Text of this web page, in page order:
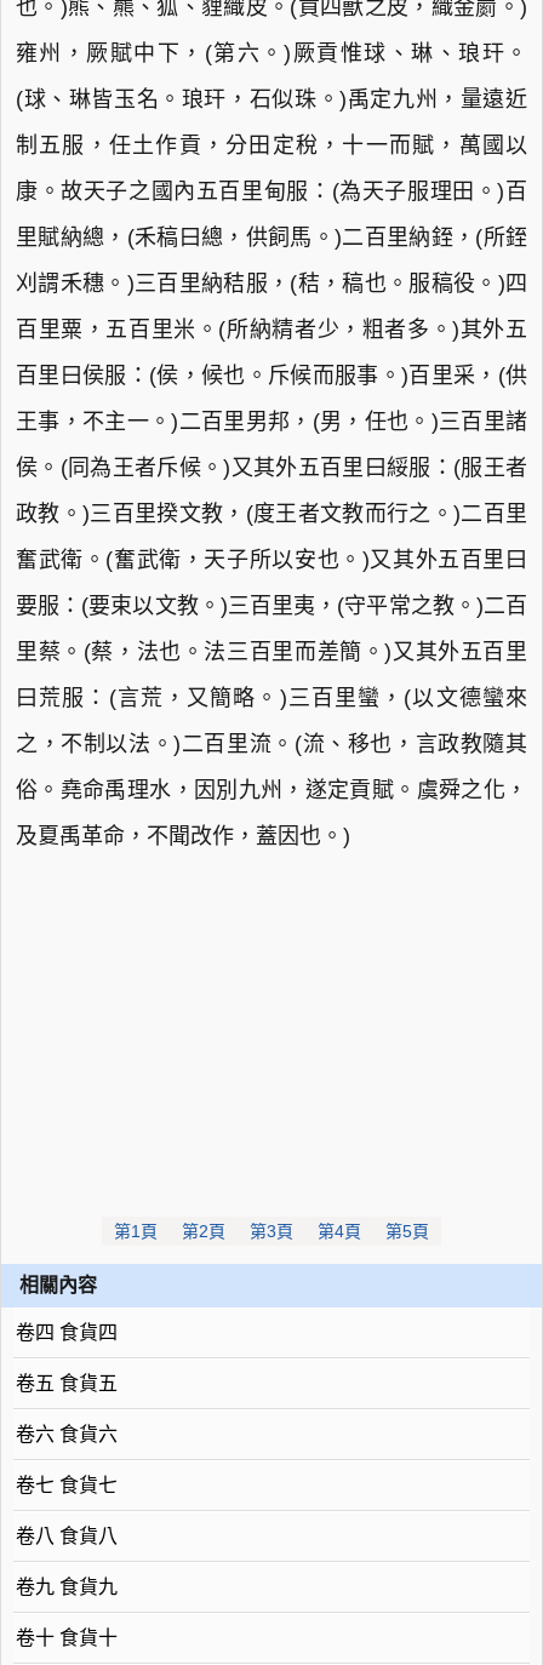
也。)熊、羆、狐、貍織皮。(貢四獸之皮，織金罽。)
雍州，厥賦中下，(第六。)厥貢惟球、琳、琅玕。
(球、琳皆玉名。琅玕，石似珠。)禹定九州，量遠近
制五服，任土作貢，分田定稅，十一而賦，萬國以
康。故天子之國內五百里甸服：(為天子服理田。)百
里賦納總，(禾稿曰總，供飼馬。)二百里納銍，(所銍
刈謂禾穗。)三百里納秸服，(秸，稿也。服稿役。)四
百里粟，五百里米。(所納精者少，粗者多。)其外五
百里曰侯服：(侯，候也。斥候而服事。)百里采，(供
王事，不主一。)二百里男邦，(男，任也。)三百里諸
侯。(同為王者斥候。)又其外五百里曰綏服：(服王者
政教。)三百里揆文教，(度王者文教而行之。)二百里
奮武衛。(奮武衛，天子所以安也。)又其外五百里曰
要服：(要束以文教。)三百里夷，(守平常之教。)二百
里蔡。(蔡，法也。法三百里而差簡。)又其外五百里
曰荒服：(言荒，又簡略。)三百里蠻，(以文德蠻來
之，不制以法。)二百里流。(流、移也，言政教隨其
俗。堯命禹理水，因別九州，遂定貢賦。虞舜之化，
及夏禹革命，不聞改作，蓋因也。)
第1頁 第2頁 第3頁 第4頁 第5頁
相關內容
卷四 食貨四
卷五 食貨五
卷六 食貨六
卷七 食貨七
卷八 食貨八
卷九 食貨九
卷十 食貨十